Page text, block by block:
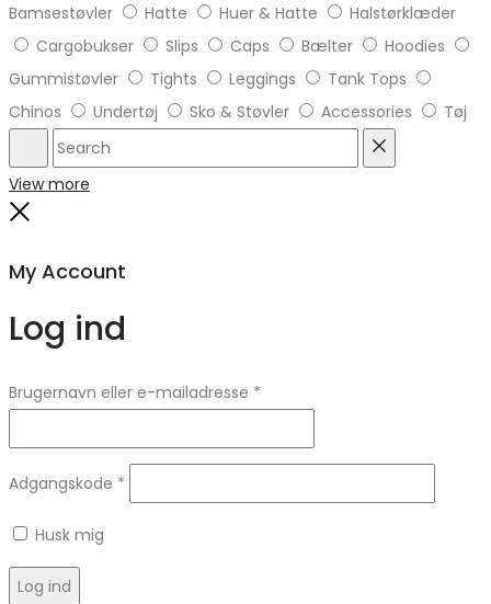
Bamsestøvler
Hatte Huer & Hatte
Halstørklæder
Cargobukser
Slips Caps Bælter
Hoodies
Gummistøvler
Tights Leggings
Tank Tops
Chinos
Undertøj Sko & Støvler Accessories Tøj
Search
View more
My Account
Log ind
Brugernavn eller e-mailadresse *
Adgangskode *
Husk mig
Log ind